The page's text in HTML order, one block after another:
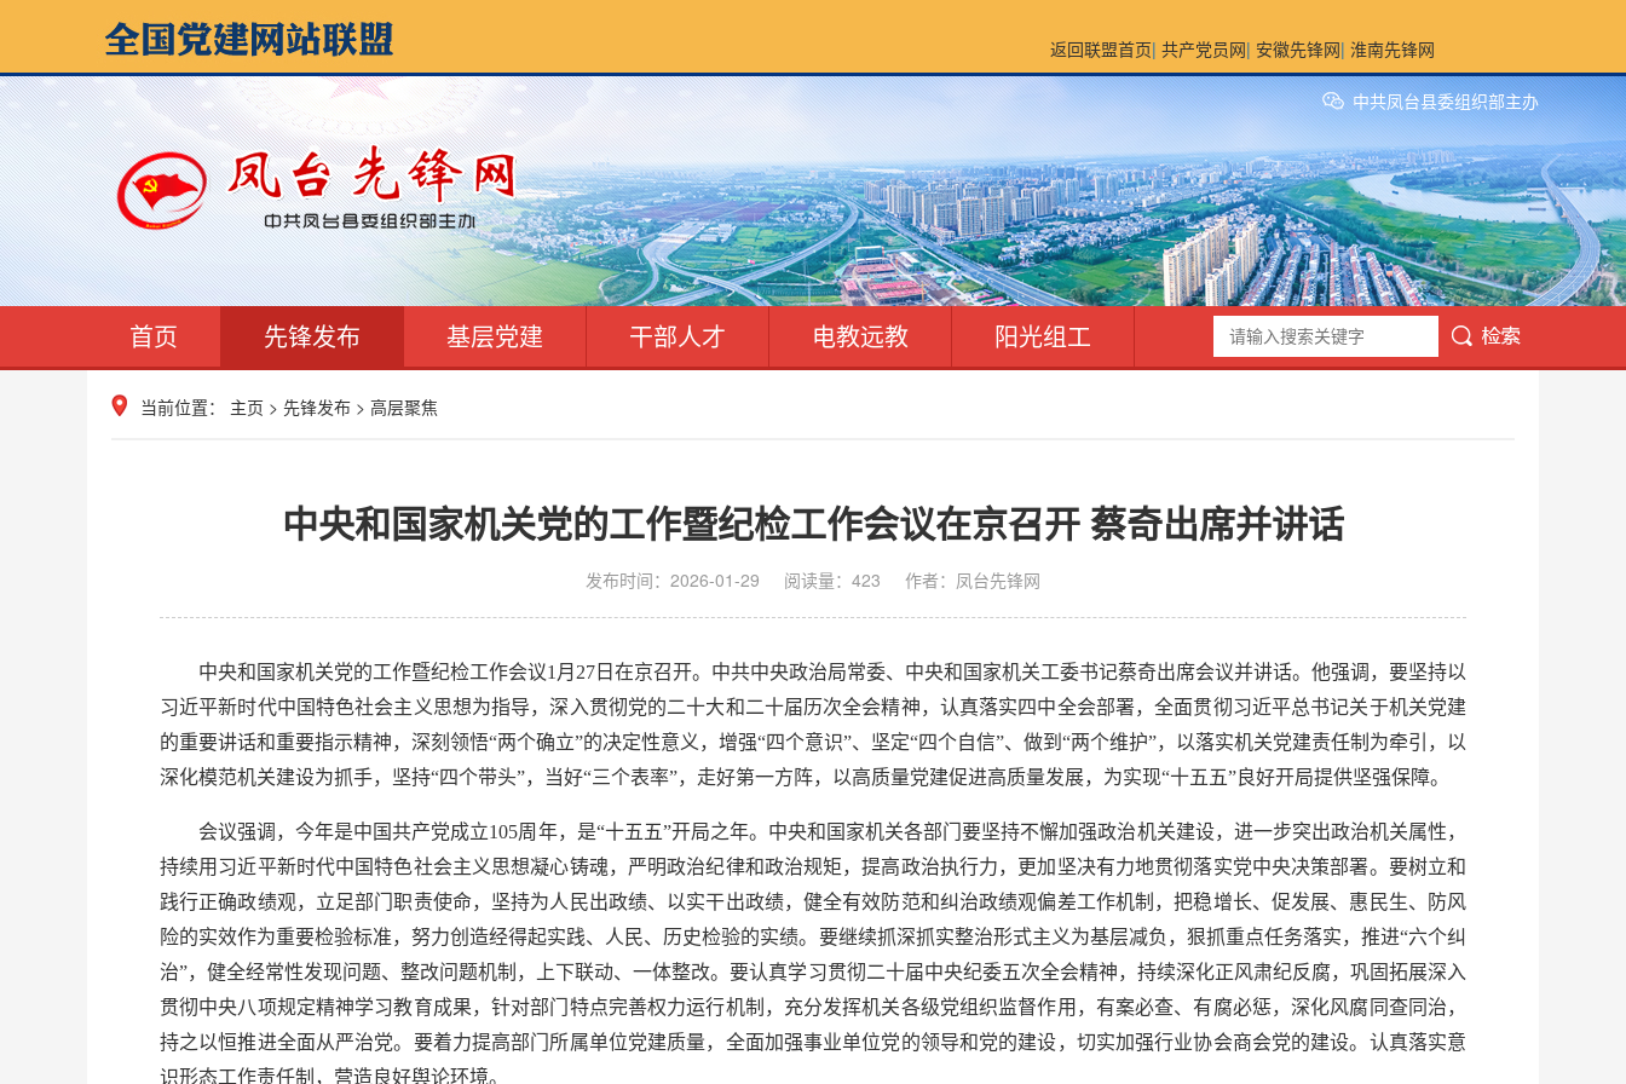
返回联盟首页| 共产党员网| 安徽先锋网| 淮南先锋网
中共凤台县委组织部主办
首页 先锋发布 基层党建 干部人才 电教远教 阳光组工
当前位置： 主页 > 先锋发布 > 高层聚焦
中央和国家机关党的工作暨纪检工作会议在京召开 蔡奇出席并讲话
发布时间：2026-01-29 阅读量： 423 作者：凤台先锋网
中央和国家机关党的工作暨纪检工作会议1月27日在京召开。中共中央政治局常委、中央和国家机关工委书记蔡奇出席会议并讲话。他强调，要坚持以
习近平新时代中国特色社会主义思想为指导，深入贯彻党的二十大和二十届历次全会精神，认真落实四中全会部署，全面贯彻习近平总书记关于机关党建
的重要讲话和重要指示精神，深刻领悟“两个确立”的决定性意义，增强“四个意识”、坚定“四个自信”、做到“两个维护”，以落实机关党建责任制为牵引，以
深化模范机关建设为抓手，坚持“四个带头”，当好“三个表率”，走好第一方阵，以高质量党建促进高质量发展，为实现“十五五”良好开局提供坚强保障。
会议强调，今年是中国共产党成立105周年，是“十五五”开局之年。中央和国家机关各部门要坚持不懈加强政治机关建设，进一步突出政治机关属性，
持续用习近平新时代中国特色社会主义思想凝心铸魂，严明政治纪律和政治规矩，提高政治执行力，更加坚决有力地贯彻落实党中央决策部署。要树立和
践行正确政绩观，立足部门职责使命，坚持为人民出政绩、以实干出政绩，健全有效防范和纠治政绩观偏差工作机制，把稳增长、促发展、惠民生、防风
险的实效作为重要检验标准，努力创造经得起实践、人民、历史检验的实绩。要继续抓深抓实整治形式主义为基层减负，狠抓重点任务落实，推进“六个纠
治”，健全经常性发现问题、整改问题机制，上下联动、一体整改。要认真学习贯彻二十届中央纪委五次全会精神，持续深化正风肃纪反腐，巩固拓展深入
贯彻中央八项规定精神学习教育成果，针对部门特点完善权力运行机制，充分发挥机关各级党组织监督作用，有案必查、有腐必惩，深化风腐同查同治，
持之以恒推进全面从严治党。要着力提高部门所属单位党建质量，全面加强事业单位党的领导和党的建设，切实加强行业协会商会党的建设。认真落实意
识形态工作责任制，营造良好舆论环境。